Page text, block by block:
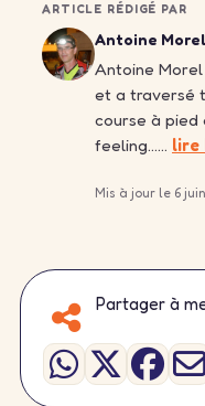
ARTICLE RÉDIGÉ PAR
Antoine Morel
Antoine
et a traversé
course à pied
feeling…… lire
Mis à jour le 6
Partager à